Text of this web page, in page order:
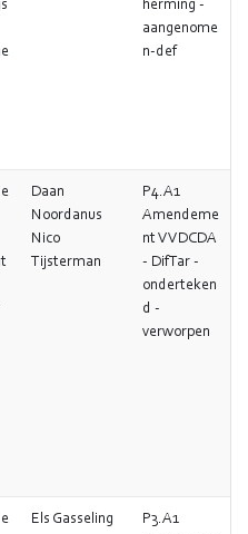
herming -
aangenome
n-def
Daan
Noordanus
Nico
Tijsterman
P4.A1
Amendeme
nt VVDCDA
- DifTar -
onderteken
d -
verworpen
Els Gasseling
P3.A1